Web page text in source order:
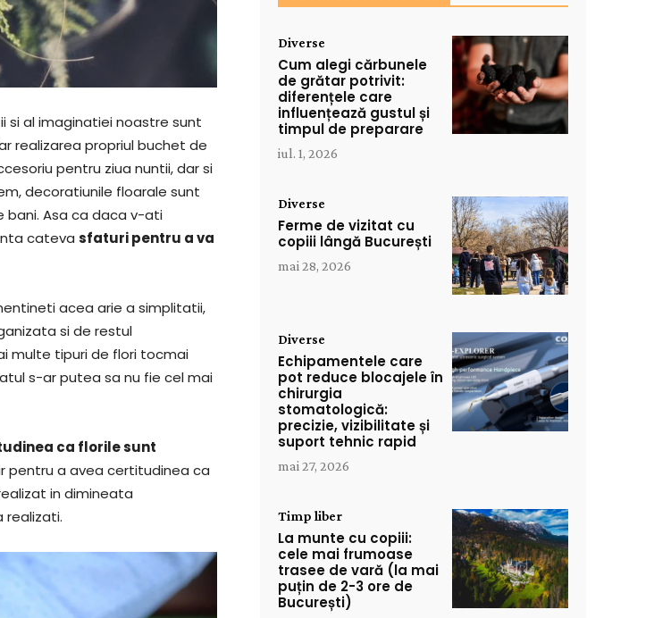
si al imaginatiei noastre sunt
realizarea propriul buchet de
pentru ziua nuntii, dar si
decoratiunile floarale sunt
bani. Asa ca daca v-ati
cateva sfaturi pentru a va
acea arie a simplitatii,
si de restul
multe tipuri de flori tocmai
s-ar putea sa nu fie cel mai
ca florile sunt
pentru a avea certitudinea ca
in dimineata
realizati.
Diverse
Cum alegi cărbunele
de grătar potrivit:
diferențele care
influențează gustul și
timpul de preparare
iul. 1, 2026
Diverse
Ferme de vizitat cu
copiii lângă București
mai 28, 2026
Diverse
Echipamentele care
pot reduce blocajele în
chirurgia
stomatologică:
precizie, vizibilitate și
suport tehnic rapid
mai 27, 2026
Timp liber
La munte cu copiii:
cele mai frumoase
trasee de vară (la mai
puțin de 2-3 ore de
București)